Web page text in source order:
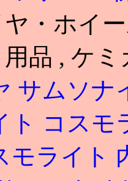
ヤ・ホイ
用品 , ケ
サムソナ
ト コスモ
モライト